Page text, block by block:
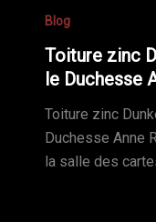
Blog
Toiture zinc
le Duchesse
Toiture zinc
Duchesse Anne
la salle des